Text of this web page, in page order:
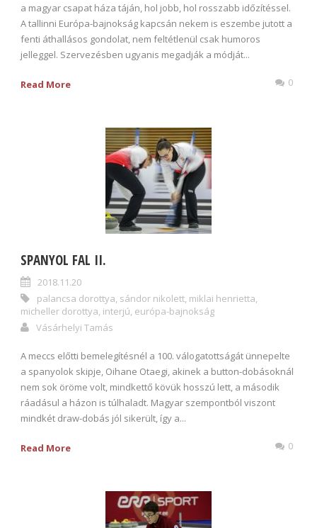
a magyar csapat háza táján, hol jobb, hol rosszabb időzítéssel.
A tallinni Európa-bajnokság kapcsán nekem is eszembe jutott a
fenti áthallásos gondolat, nem feltétlenül csak humoros
jelleggel. Szervezésben ugyanis megadják a módját...
Read More 0
SPANYOL FAL II.
2018.11.20
palancsa dorottya, sándor nikolett, miklai henrietta,
micheller dorottya, interjú, európa-bajnokság
Vásárhelyi Tamás
A meccs előtti bemelegítésnél a 100. válogatottságát ünnepelte
a spanyolok skipje, Oihane Otaegi, akinek a button-dobásoknál
nem sok öröme volt, mindkettő kövük hosszú lett, a második
ráadásul a házon is túlhaladt. Magyar szempontból viszont
mindkét draw-dobás jól sikerült, így a...
Read More 0